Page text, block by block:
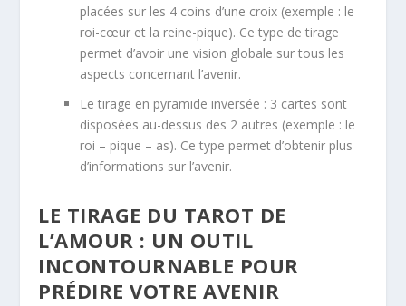
placées sur les 4 coins d’une croix (exemple : le
roi-cœur et la reine-pique). Ce type de tirage
permet d’avoir une vision globale sur tous les
aspects concernant l’avenir.
Le tirage en pyramide inversée : 3 cartes sont
disposées au-dessus des 2 autres (exemple : le
roi – pique – as). Ce type permet d’obtenir plus
d’informations sur l’avenir.
LE TIRAGE DU TAROT DE
L’AMOUR : UN OUTIL
INCONTOURNABLE POUR
PRÉDIRE VOTRE AVENIR